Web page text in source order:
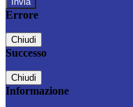
Errore
Chiudi
Successo
Chiudi
Informazione